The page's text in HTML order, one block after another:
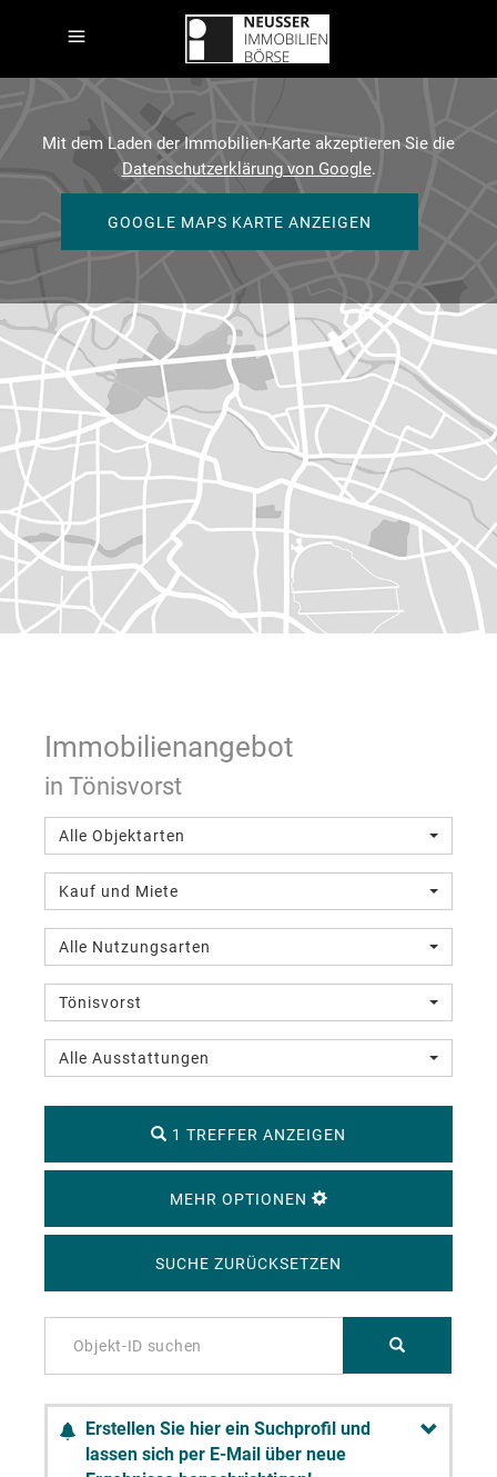
Mit dem Laden der Immobilien-Karte akzeptieren Sie die
Datenschutzerklärung von Google.
GOOGLE MAPS KARTE ANZEIGEN
Immobilien­angebot
in Tönisvorst
Alle Objektarten
Kauf und Miete
Alle Nutzungsarten
Tönisvorst
Alle Ausstattungen
1 TREFFER ANZEIGEN
MEHR OPTIONEN
SUCHE ZURÜCKSETZEN
Erstellen Sie hier ein Suchprofil und
lassen sich per E-Mail über neue